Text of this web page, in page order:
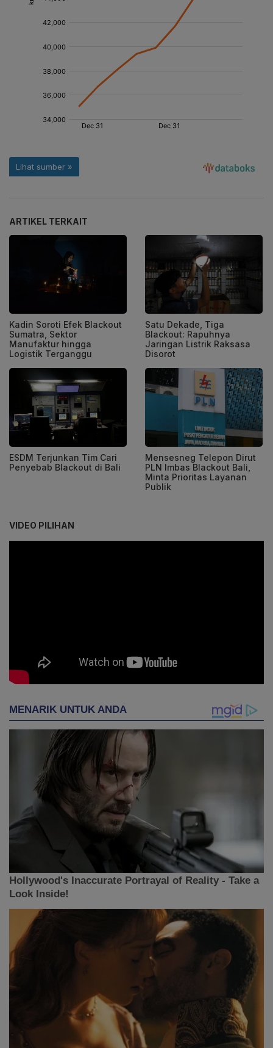
ARTIKEL TERKAIT
Kadin Soroti Efek Blackout
Sumatra, Sektor
Manufaktur hingga
Logistik Terganggu
Satu Dekade, Tiga
Blackout: Rapuhnya
Jaringan Listrik Raksasa
Disorot
ESDM Terjunkan Tim Cari
Penyebab Blackout di Bali
Mensesneg Telepon Dirut
PLN Imbas Blackout Bali,
Minta Prioritas Layanan
Publik
VIDEO PILIHAN